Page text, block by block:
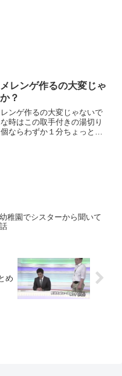
レンゲ作るの大変じゃ
？
ンゲ作るの大変じゃないで
時はこの取手付きの湯切り
ならわずか１分ちょっとで
稚園でシスターから聞いて
め